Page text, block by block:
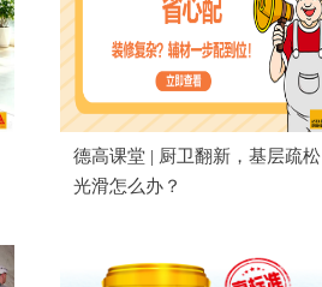
德高课堂 | 厨卫翻新，基层疏松
光滑怎么办？